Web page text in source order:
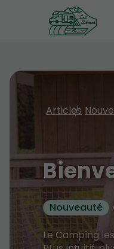
Articles
Nouveauté
Le Campîng